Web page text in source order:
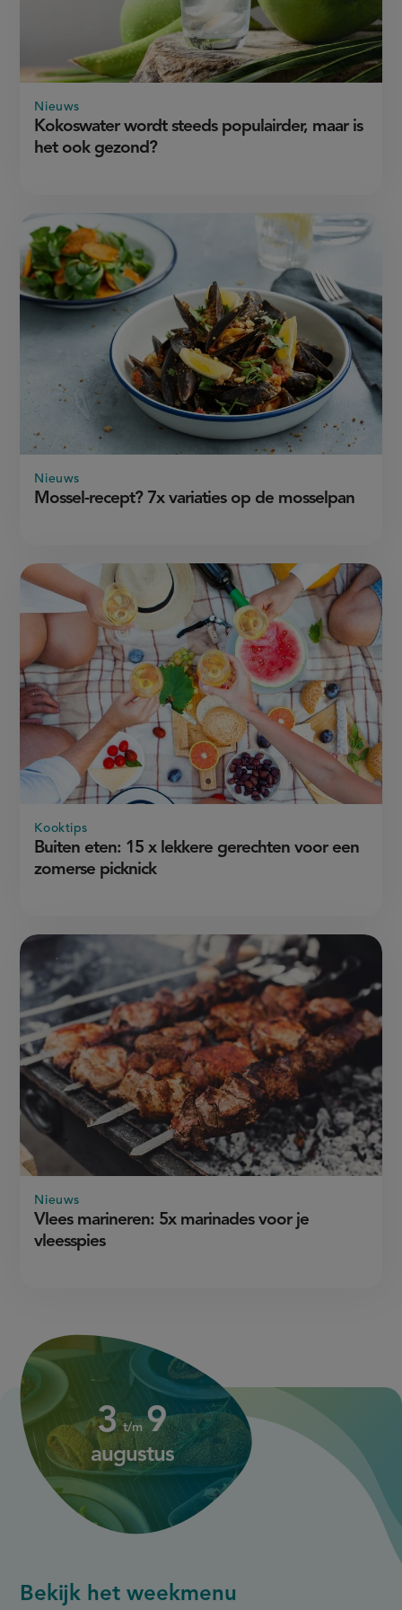
Kokoswater wordt steeds populairder, maar is
het ook gezond?
Nieuws
Mossel-recept? 7x variaties op de mosselpan
Nieuws
Buiten eten: 15 x lekkere gerechten voor een
zomerse picknick
Kooktips
Vlees marineren: 5x marinades voor je
vleesspies
Nieuws
Bekijk het weekmenu
augustus
to
9
augustus
3 to
t/m 9
augustus